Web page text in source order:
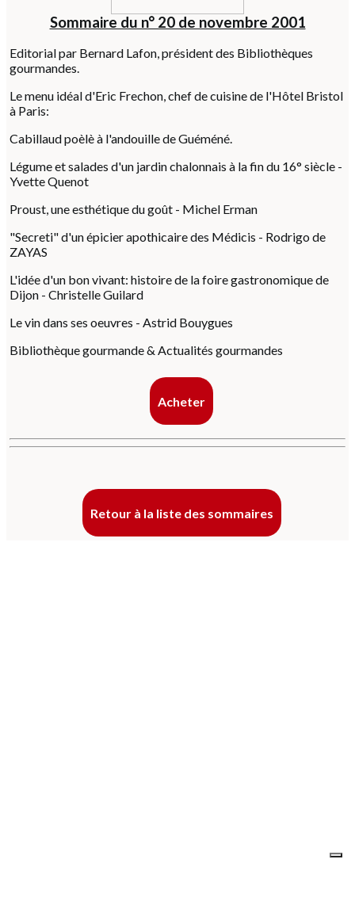
Sommaire du n° 20 de novembre 2001
Editorial par Bernard Lafon, président des Bibliothèques
gourmandes.
Le menu idéal d'Eric Frechon, chef de cuisine de l'Hôtel Bristol
à Paris:
Cabillaud poèlè à l'andouille de Guéméné.
Légume et salades d'un jardin chalonnais à la fin du 16° siècle -
Yvette Quenot
Proust, une esthétique du goût - Michel Erman
"Secreti" d'un épicier apothicaire des Médicis - Rodrigo de
ZAYAS
L'idée d'un bon vivant: histoire de la foire gastronomique de
Dijon - Christelle Guilard
Le vin dans ses oeuvres - Astrid Bouygues
Bibliothèque gourmande & Actualités gourmandes
Acheter
Retour à la liste des sommaires